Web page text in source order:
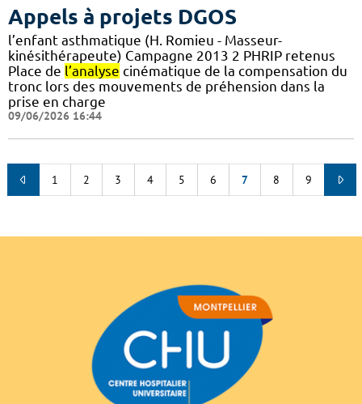
Appels à projets DGOS
l’enfant asthmatique (H. Romieu - Masseur-
kinésithérapeute) Campagne 2013 2 PHRIP retenus
Place de l’analyse cinématique de la compensation du
tronc lors des mouvements de préhension dans la
prise en charge
09/06/2026 16:44
1 2 3 4 5 6 7 8 9